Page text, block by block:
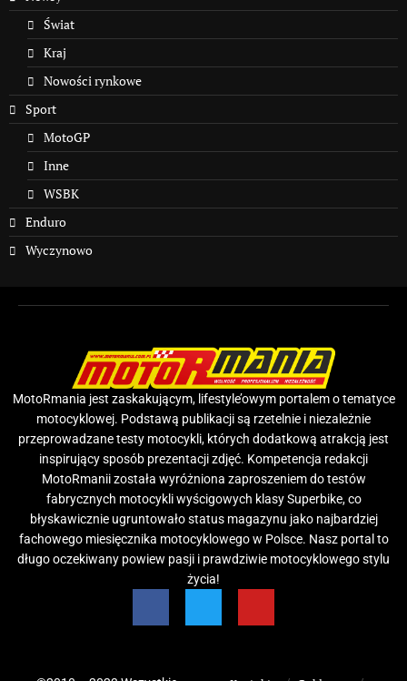
Świat
Kraj
Nowości rynkowe
Sport
MotoGP
Inne
WSBK
Enduro
Wyczynowo
MotoRmania jest zaskakującym, lifestyle’owym portalem o tematyce
motocyklowej. Podstawą publikacji są rzetelnie i niezależnie
przeprowadzane testy motocykli, których dodatkową atrakcją jest
inspirujący sposób prezentacji zdjęć. Kompetencja redakcji
MotoRmanii została wyróżniona zaproszeniem do testów
fabrycznych motocykli wyścigowych klasy Superbike, co
błyskawicznie ugruntowało status magazynu jako najbardziej
fachowego miesięcznika motocyklowego w Polsce. Nasz portal to
długo oczekiwany powiew pasji i prawdziwie motocyklowego stylu
życia!